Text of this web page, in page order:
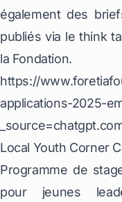
également des
publiés via le think
la Fondation.
https://
applications-2025-
Local Youth Corner
Programme de
pour jeunes